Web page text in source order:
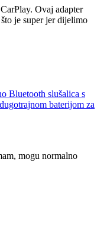
Ovaj adapter
je super jer dijelimo
Bluetooth slušalica s
baterijom za
mogu normalno